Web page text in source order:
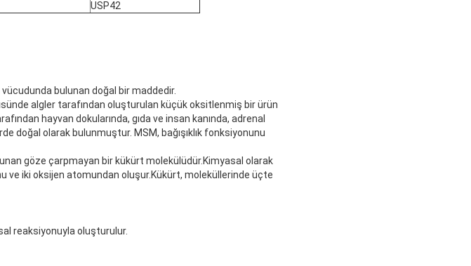
USP42
vücudunda bulunan doğal bir maddedir.
algler tarafından oluşturulan küçük oksitlenmiş bir ürün
hayvan dokularında, gıda ve insan kanında, adrenal
doğal olarak bulunmuştur. MSM, bağışıklık fonksiyonunu
göze çarpmayan bir kükürt molekülüdür.Kimyasal olarak
ve iki oksijen atomundan oluşur.Kükürt, moleküllerinde üçte
reaksiyonuyla oluşturulur.